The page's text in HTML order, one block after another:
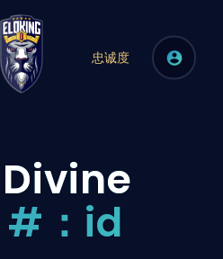
忠诚度
Divine
#：id